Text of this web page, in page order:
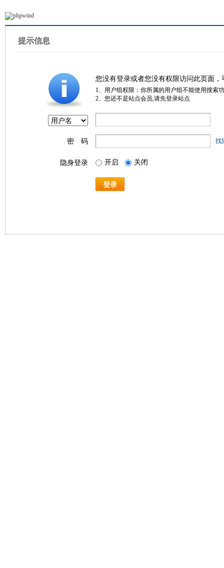
提示信息
您没有登录或者您没有权限访问此页面
1、用户组权限：你所属的用户组不能使用搜索
2、您还不是站点会员,请先登录站点
密 码 找
隐身登录 开启 关闭
登录